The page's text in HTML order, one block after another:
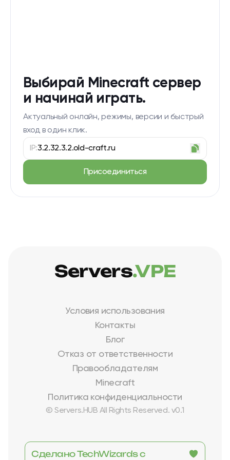
Выбирай Minecraft сервер
и начинай играть.
Актуальный онлайн, режимы, версии и быстрый
вход в один клик.
IP:3.2.32.3.2.old-craft.ru
Присоединиться
Условия использования
Контакты
Блог
Отказ от ответственности
Правообладателям
Minecraft
Политика конфиденциальности
© Servers.HUB All Rights Reserved. v0.1
Servers.VPE
Сделано TechWizards с